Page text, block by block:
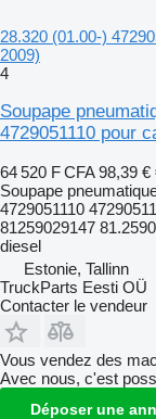
28.320 (01.00-)
2009)
4
Soupape
4729051110 pour
64 520 F CFA 98,39 €
Soupape
4729051110
81259029147
diesel
Estonie, Tallinn
TruckParts Eesti OÜ
Contacter le vendeur
Vous vendez des
Avec nous, c'est
Déposer une